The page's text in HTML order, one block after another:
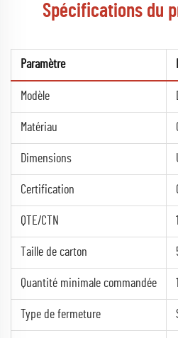
Spécifications du
Paramètre
Modèle
Matériau
Dimensions
Certification
QTE/CTN
Taille de carton
Quantité minimale commandée
Type de fermeture